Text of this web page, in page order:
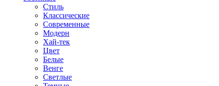
Стиль
Классические
Современные
Модерн
Хай-тек
Цвет
Белые
Венге
Светлые